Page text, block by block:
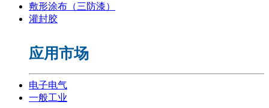
敷形涂布（三防漆）
灌封胶
应用市场
电子电气
一般工业